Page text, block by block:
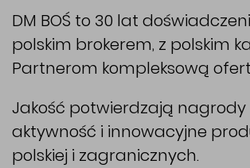
DM BOŚ to 30 lat
polskim brokerem, z polskim
Partnerom kompleksową
Jakość potwierdzają nagrody
aktywność i innowacyjne
polskiej i zagranicznych.